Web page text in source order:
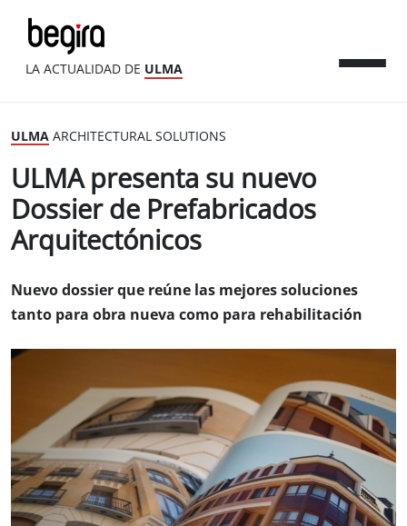
LA ACTUALIDAD DE ULMA
ULMA ARCHITECTURAL SOLUTIONS
ULMA presenta su nuevo
Dossier de Prefabricados
Arquitectónicos
Nuevo dossier que reúne las mejores soluciones
tanto para obra nueva como para rehabilitación